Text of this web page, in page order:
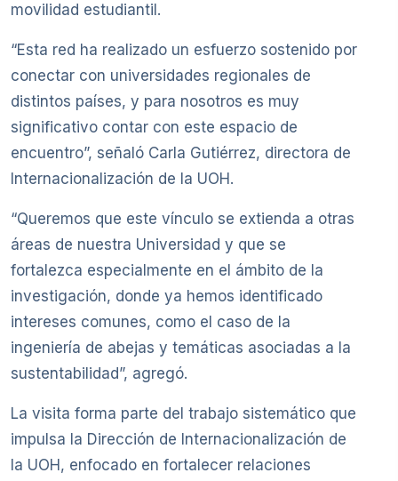
movilidad estudiantil.
“Esta red ha realizado un esfuerzo sostenido por
conectar con universidades regionales de
distintos países, y para nosotros es muy
significativo contar con este espacio de
encuentro”, señaló Carla Gutiérrez, directora de
Internacionalización de la UOH.
“Queremos que este vínculo se extienda a otras
áreas de nuestra Universidad y que se
fortalezca especialmente en el ámbito de la
investigación, donde ya hemos identificado
intereses comunes, como el caso de la
ingeniería de abejas y temáticas asociadas a la
sustentabilidad”, agregó.
La visita forma parte del trabajo sistemático que
impulsa la Dirección de Internacionalización de
la UOH, enfocado en fortalecer relaciones